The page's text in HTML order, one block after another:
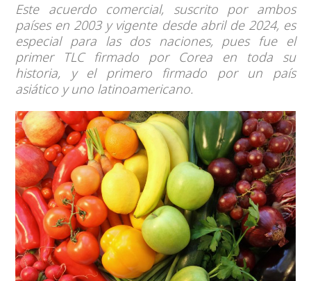
Este acuerdo comercial, suscrito por ambos
países en 2003 y vigente desde abril de 2024, es
especial para las dos naciones, pues fue el
primer TLC firmado por Corea en toda su
historia, y el primero firmado por un país
asiático y uno latinoamericano.